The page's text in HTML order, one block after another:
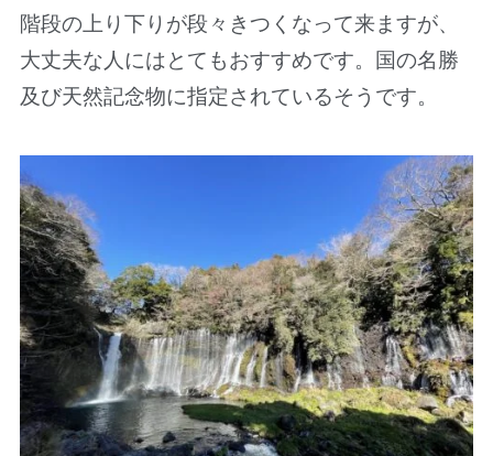
階段の上り下りが段々きつくなって来ますが、
大丈夫な人にはとてもおすすめです。国の名勝
及び天然記念物に指定されているそうです。